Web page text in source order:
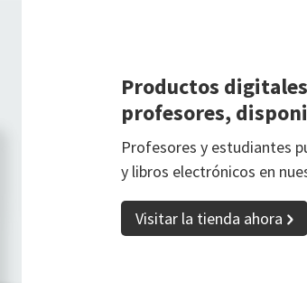
Productos
profesores,
Profesores y estudiantes
y libros electrónicos en
Visitar la tienda ahora